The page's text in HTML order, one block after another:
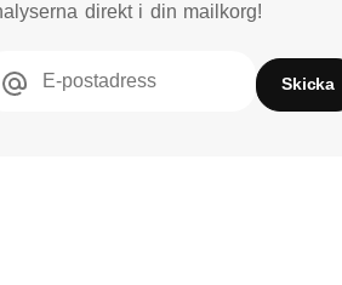
direkt i din mailkorg!
E-postadress Skicka